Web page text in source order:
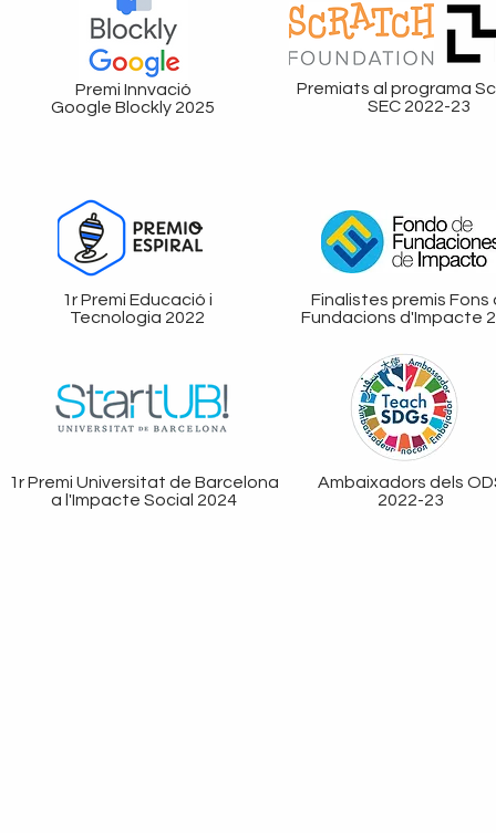
Premi Innvació
Google Blockly 2025
Premiats al programa
SEC 2022-23
1r Premi Educació i
Tecnologia 2022
1r Premi Universitat de Barcelona
a l'Impacte Social 2024
Finalistes premis Fons
Fundacions d'Impacte
Ambaixadors dels
2022-23